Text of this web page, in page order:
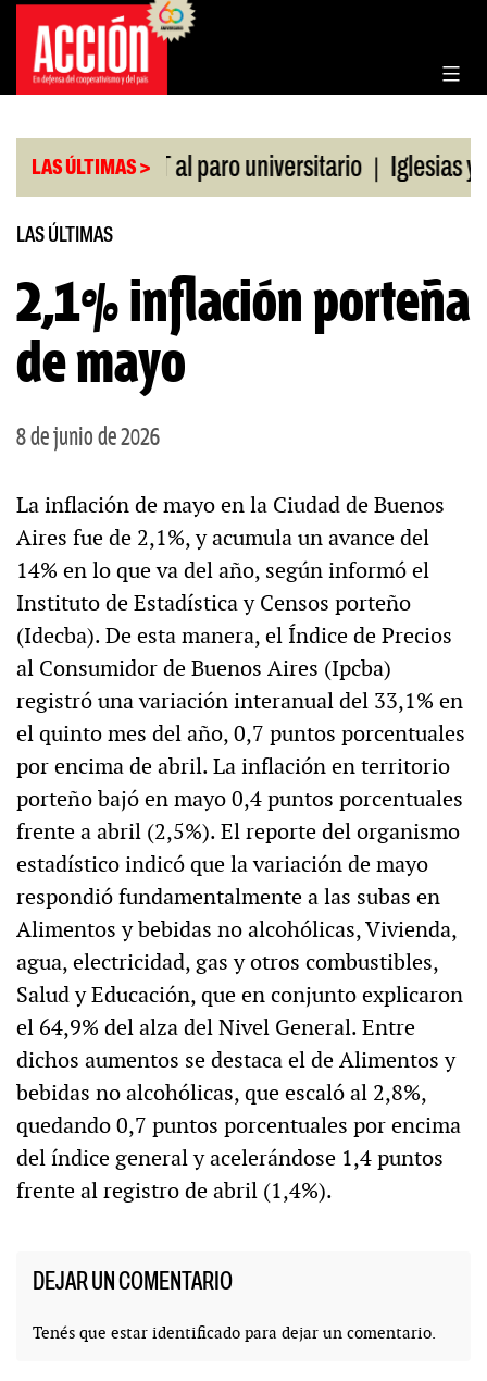
Saltar
contenido
LAS ÚLTIMAS >
de la CGT al paro universitario | Iglesias y
LAS ÚLTIMAS
2,1% inflación porteña
de mayo
8 de junio de 2026
La inflación de mayo en la Ciudad de Buenos
Aires fue de 2,1%, y acumula un avance del
14% en lo que va del año, según informó el
Instituto de Estadística y Censos porteño
(Idecba). De esta manera, el Índice de Precios
al Consumidor de Buenos Aires (Ipcba)
registró una variación interanual del 33,1% en
el quinto mes del año, 0,7 puntos porcentuales
por encima de abril. La inflación en territorio
porteño bajó en mayo 0,4 puntos porcentuales
frente a abril (2,5%). El reporte del organismo
estadístico indicó que la variación de mayo
respondió fundamentalmente a las subas en
Alimentos y bebidas no alcohólicas, Vivienda,
agua, electricidad, gas y otros combustibles,
Salud y Educación, que en conjunto explicaron
el 64,9% del alza del Nivel General. Entre
dichos aumentos se destaca el de Alimentos y
bebidas no alcohólicas, que escaló al 2,8%,
quedando 0,7 puntos porcentuales por encima
del índice general y acelerándose 1,4 puntos
frente al registro de abril (1,4%).
DEJAR UN COMENTARIO
Tenés que estar identificado para dejar un comentario.